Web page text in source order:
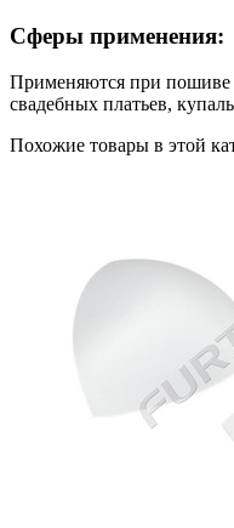
Сферы применения:
Применяются при пошиве
свадебных платьев,
Похожие товары в этой